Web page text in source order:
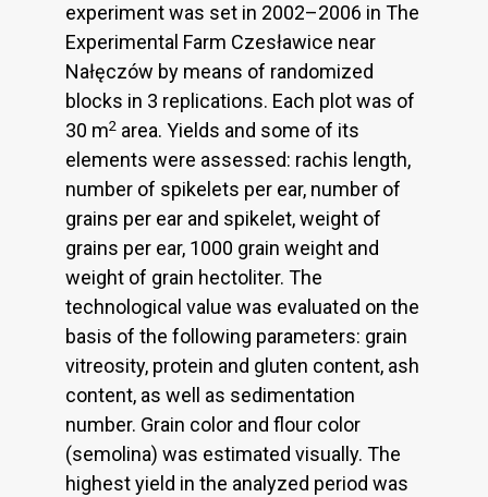
experiment was set in 2002–2006 in The
Experimental Farm Czesławice near
Nałęczów by means of randomized
blocks in 3 replications. Each plot was of
30 m2 area. Yields and some of its
elements were assessed: rachis length,
number of spikelets per ear, number of
grains per ear and spikelet, weight of
grains per ear, 1000 grain weight and
weight of grain hectoliter. The
technological value was evaluated on the
basis of the following parameters: grain
vitreosity, protein and gluten content, ash
content, as well as sedimentation
number. Grain color and flour color
(semolina) was estimated visually. The
highest yield in the analyzed period was